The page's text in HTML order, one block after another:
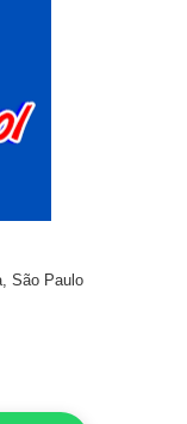
São Paulo